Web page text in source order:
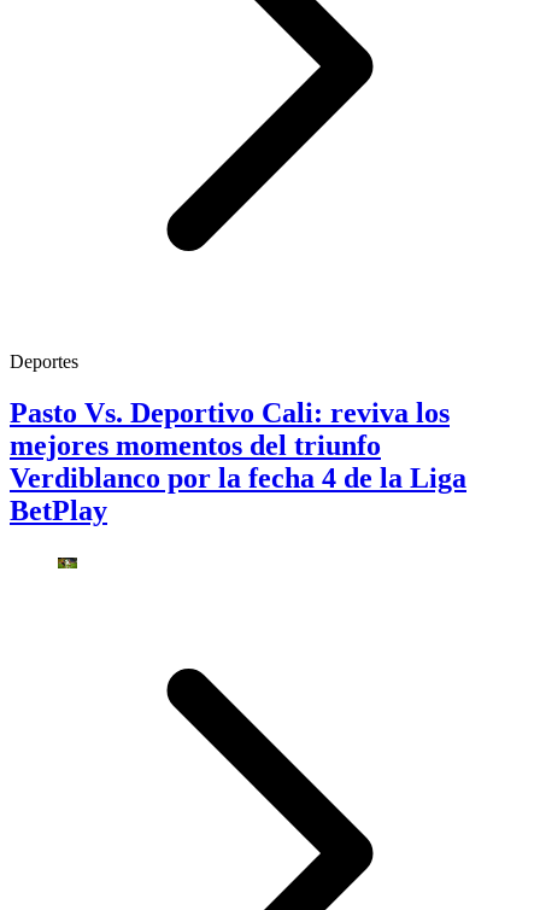
Deportes
Pasto Vs. Deportivo Cali: reviva los
mejores momentos del triunfo
Verdiblanco por la fecha 4 de la Liga
BetPlay